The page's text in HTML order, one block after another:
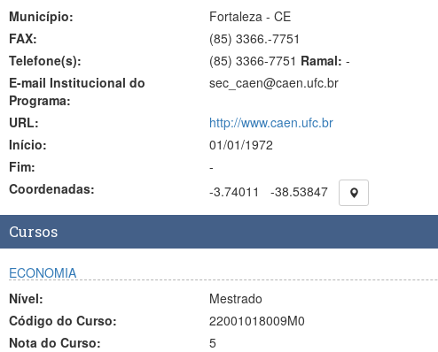
Município:
Fortaleza - CE
FAX:
(85) 3366.-7751
Telefone(s):
(85) 3366-7751 Ramal: -
E-mail Institucional do
Programa:
sec_caen@caen.ufc.br
URL:
http://www.caen.ufc.br
Início:
01/01/1972
Fim:
-
Coordenadas:
-3.74011 -38.53847
Cursos
ECONOMIA
Nível:
Mestrado
Código do Curso:
22001018009M0
Nota do Curso:
5